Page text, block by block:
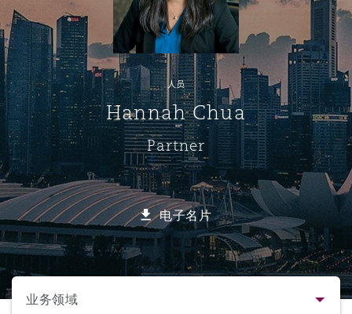
Commerical Dispute
Debt Recovery
Emergency Response & Crisis
Management
Finance & Leasing
企业、商业与合规保险
数据保护与隐私权
劳动、养老金和移民n
金融
议解决 Commercial Litigation
源、海洋与贸易
Trade & Commodities
险和再保险
Corporate, Commercial &
Insurance
Cyber Risk
Employers' & Public Liability
Employment Practices
目和建筑工程
基础设施
PPP/PFI
Public Procurement
房地产
管法规与调查
External Investigations
Financial Services
Fraud & White-Collar Crime
Internal Investigations
& Co Newton - 解锁智能索赔新模式
议融资
Eco Audit
累斯萨拉姆
翰内斯堡
罗比 – 联营办公室
里斯班
庆
港
隆坡 – 联营办公室
尔本
约热内卢
地亚哥 – 联营办公室
保罗
哈
拜
达
雅得
尔加里
加哥
拉斯
佛
萨斯城
明翰
里斯托尔
里
柏林（圣史蒂芬绿地大厦）
塞尔多夫
人员
Hannah Chua
Partner
电子名片
选择所需部分
业务领域